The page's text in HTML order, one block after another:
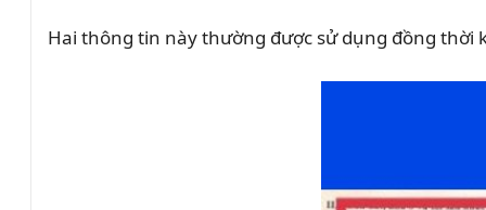
Hai thông tin này thường được sử dụng đồng thời